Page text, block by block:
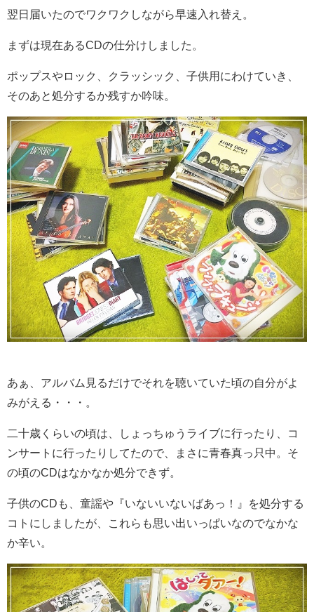
翌日届いたのでワクワクしながら早速入れ替え。
まずは現在あるCDの仕分けしました。
ポップスやロック、クラッシック、子供用にわけていき、
そのあと処分するか残すか吟味。
あぁ、アルバム見るだけでそれを聴いていた頃の自分がよ
みがえる・・・。
二十歳くらいの頃は、しょっちゅうライブに行ったり、コ
ンサートに行ったりしてたので、まさに青春真っ只中。そ
の頃のCDはなかなか処分できず。
子供のCDも、童謡や『いないいないばあっ！』を処分する
コトにしましたが、これらも思い出いっぱいなのでなかな
か辛い。